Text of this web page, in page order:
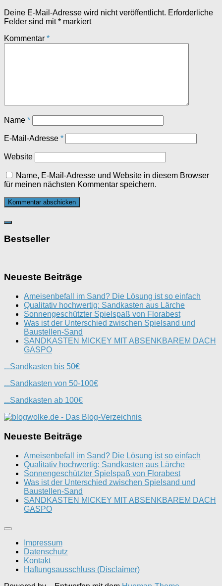
Deine E-Mail-Adresse wird nicht veröffentlicht. Erforderliche
Felder sind mit* markiert
Kommentar *
Name *
E-Mail-Adresse *
Website
Name, E-Mail-Adresse und Website in diesem Browser
für meinen nächsten Kommentar speichern.
Bestseller
Neueste Beiträge
Ameisenbefall im Sand? Die Lösung ist so einfach
Qualitativ hochwertig: Sandkasten aus Lärche
Sonnengeschützter Spielspaß von Florabest
Was ist der Unterschied zwischen Spielsand und
Baustellen-Sand
SANDKASTEN MICKEY MIT ABSENKBAREM DACH
GASPO
...Sandkasten bis 50€
...Sandkasten von 50-100€
...Sandkasten ab 100€
Neueste Beiträge
Ameisenbefall im Sand? Die Lösung ist so einfach
Qualitativ hochwertig: Sandkasten aus Lärche
Sonnengeschützter Spielspaß von Florabest
Was ist der Unterschied zwischen Spielsand und
Baustellen-Sand
SANDKASTEN MICKEY MIT ABSENKBAREM DACH
GASPO
Impressum
Datenschutz
Kontakt
Haftungsausschluss (Disclaimer)